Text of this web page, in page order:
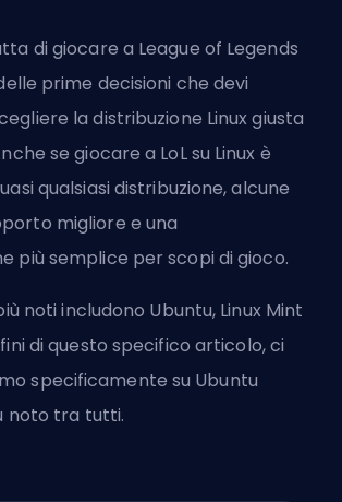
di giocare a League of Legends
prime decisioni che devi
la distribuzione Linux giusta
se giocare a LoL su Linux è
qualsiasi distribuzione, alcune
migliore e una
più semplice per scopi di gioco.
noti includono Ubuntu, Linux Mint
di questo specifico articolo, ci
specificamente su Ubuntu
noto tra tutti.